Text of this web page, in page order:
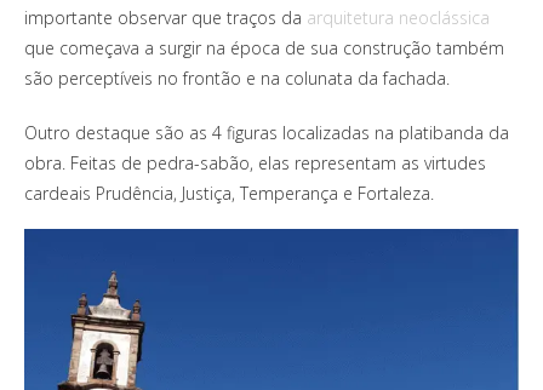
importante observar que traços da arquitetura neoclássica
que começava a surgir na época de sua construção também
são perceptíveis no frontão e na colunata da fachada.
Outro destaque são as 4 figuras localizadas na platibanda da
obra. Feitas de pedra-sabão, elas representam as virtudes
cardeais Prudência, Justiça, Temperança e Fortaleza.